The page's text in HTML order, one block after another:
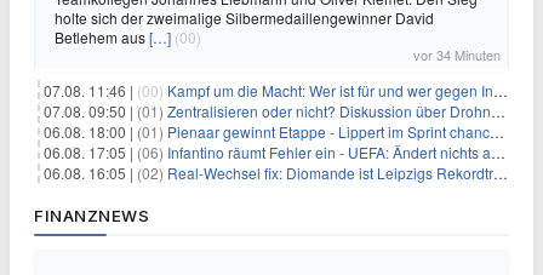
holte sich der zweimalige Silbermedaillengewinner David
Betlehem aus[…] (00)
vor 34 Minuten
07.08. 11:46 | (00) Kampf um die Macht: Wer ist für und wer gegen Infantino?
07.08. 09:50 | (01) Zentralisieren oder nicht? Diskussion über Drohnenabwehr
06.08. 18:00 | (01) Pienaar gewinnt Etappe - Lippert im Sprint chancenlos
06.08. 17:05 | (06) Infantino räumt Fehler ein - UEFA: Ändert nichts an Boykott
06.08. 16:05 | (02) Real-Wechsel fix: Diomande ist Leipzigs Rekordtransfer
FINANZNEWS